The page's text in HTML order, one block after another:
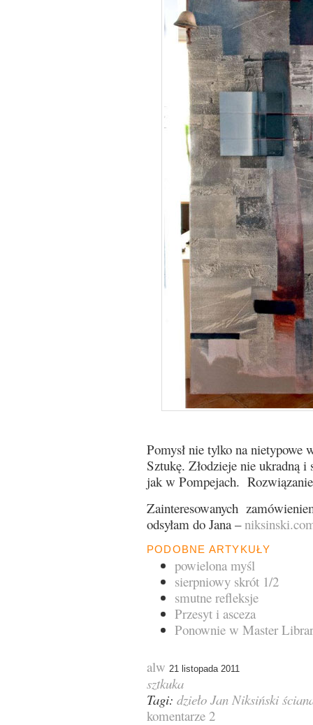
Pomysł nie tylko na nietypowe
Sztukę. Złodzieje nie ukradną i
jak w Pompejach.
Zainteresowanych
odsyłam do Jana –
PODOBNE ARTYKUŁY
powielona myśl
sierpniowy skrót 1/2
smutne refleksje
Przesyt i asceza
Ponownie w Master
alw 21 listopada 2011
sztkuka
Tagi: dzieło Jan Niksiński
komentarze 2